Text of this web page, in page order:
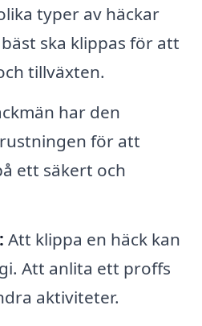
typer av häckar
ska klippas för att
tillväxten.
har den
för att
ett säkert och
Att klippa en häck kan
Att anlita ett proffs
aktiviteter.